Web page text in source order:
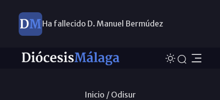
Diseñamos juntos el Plan Pastoral
Inicio / Odisur